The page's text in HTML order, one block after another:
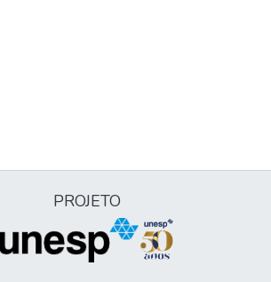
PROJETO